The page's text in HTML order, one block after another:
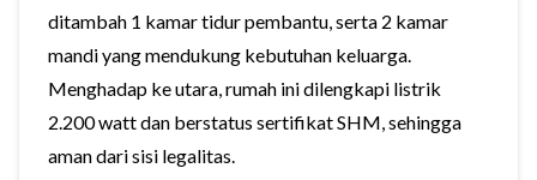
ditambah 1 kamar tidur pembantu, serta 2 kamar
mandi yang mendukung kebutuhan keluarga.
Menghadap ke utara, rumah ini dilengkapi listrik
2.200 watt dan berstatus sertifikat SHM, sehingga
aman dari sisi legalitas.